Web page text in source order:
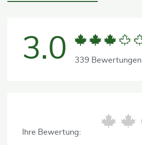
3.0 339 Bewertungen
Ihre Bewertung: